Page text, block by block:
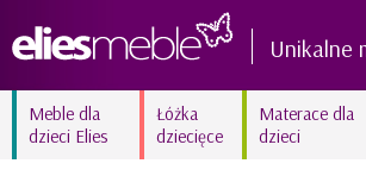
Unikalne
Meble dla
dzieci Elies
Łóżka
dziecięce
Materace dla
dzieci